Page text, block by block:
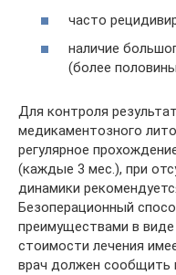
часто
наличие
(более
Для контроля
медикаментозного
регулярное
(каждые 3 мес.), при
динамики
Безоперационный
преимуществами в
стоимости лечения
врач должен сообщить